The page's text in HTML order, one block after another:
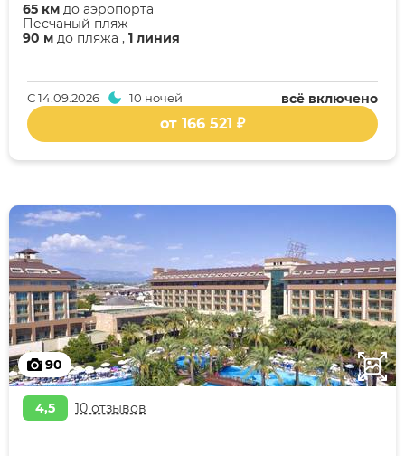
90 м до пляжа , 1 линия
Песчаный пляж
65 км до аэропорта
всё включено
С14.09.2026 10 ночей
от 166 521 ₽
90
4,5 10 отзывов